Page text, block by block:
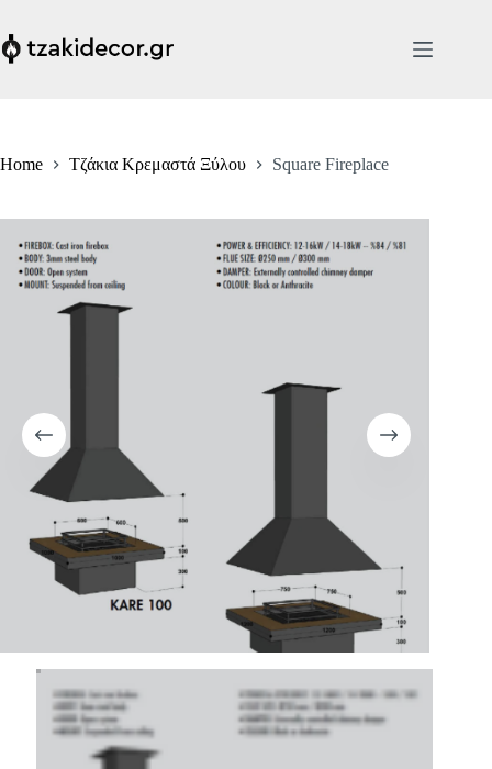
content
Home Τζάκια Κρεμαστά Ξύλου Square Fireplace